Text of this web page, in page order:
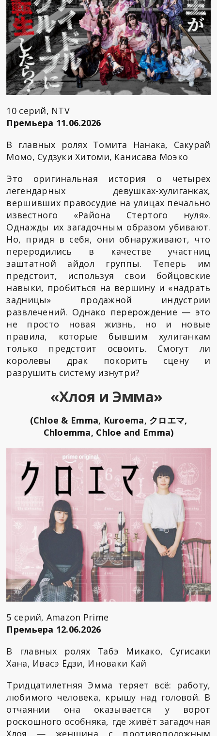
10 серий, NTV
Премьера 11.06.2026
В главных ролях Томита Нанака, Сакурай
Момо, Судзуки Хитоми, Канисава Моэко
Это оригинальная история о четырех
легендарных девушках-хулиганках,
вершивших правосудие на улицах печально
известного «Района Стертого нуля».
Однажды их загадочным образом убивают.
Но, придя в себя, они обнаруживают, что
переродились в качестве участниц
заштатной айдол группы. Теперь им
предстоит, используя свои бойцовские
навыки, пробиться на вершину и «надрать
задницы» продажной индустрии
развлечений. Однако перерождение — это
не просто новая жизнь, но и новые
правила, которые бывшим хулиганкам
только предстоит освоить. Смогут ли
королевы драк покорить сцену и
разрушить систему изнутри?
«Хлоя и Эмма»
(Chloe & Emma, Kuroema, クロエマ,
Chloemma, Chloe and Emma)
5 серий, Amazon Prime
Премьера 12.06.2026
В главных ролях Табэ Микако, Сугисаки
Хана, Ивасэ Ёдзи, Иноваки Кай
Тридцатилетняя Эмма теряет всё: работу,
любимого человека, крышу над головой. В
отчаянии она оказывается у ворот
роскошного особняка, где живёт загадочная
Хлоя — женщина с противоположным